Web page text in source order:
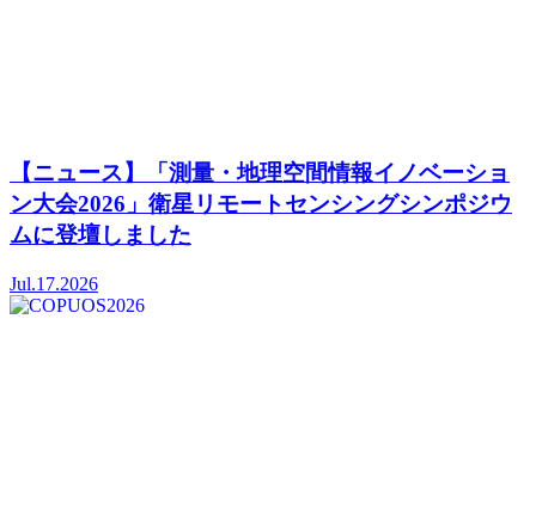
【ニュース】「測量・地理空間情報イノベーショ
ン大会2026」衛星リモートセンシングシンポジウ
ムに登壇しました
Jul.17.2026